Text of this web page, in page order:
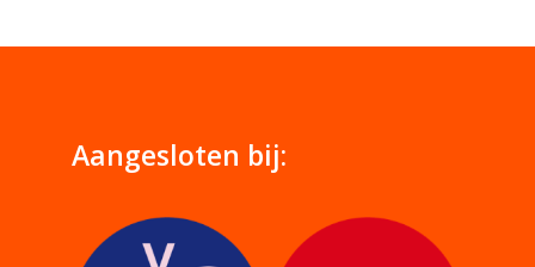
Aangesloten bij: